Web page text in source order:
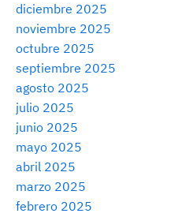
diciembre 2025
noviembre 2025
octubre 2025
septiembre 2025
agosto 2025
julio 2025
junio 2025
mayo 2025
abril 2025
marzo 2025
febrero 2025